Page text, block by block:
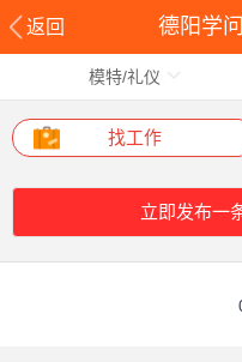
返回 德阳学
模特/礼仪
找工作
立即发布一